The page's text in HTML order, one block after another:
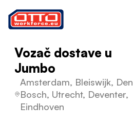
Vozač dostave u
Jumbo
Amsterdam, Bleiswijk, Den
Bosch, Utrecht, Deventer,
Eindhoven